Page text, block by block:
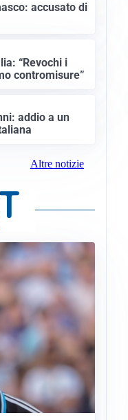
accusato di
“Revochi i
contromisure”
addio a un
Altre notizie